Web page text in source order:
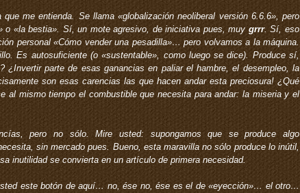
me entienda. Se llama «globalización neoliberal versión 6.6.6», pero
o «la bestia». Sí, un mote agresivo, de iniciativa pues, muy grrr. Sí, eso
personal «Cómo vender una pesadilla»… pero volvamos a la máquina.
Es autosuficiente (o «sustentable», como luego se dice). Produce sí,
¿Invertir parte de esas ganancias en paliar el hambre, el desempleo, la
son esas carencias las que hacen andar esta preciosura! ¿Qué
al mismo tiempo el combustible que necesita para andar: la miseria y el
pero no sólo. Mire usted: supongamos que se produce algo
sin mercado pues. Bueno, esta maravilla no sólo produce lo inútil,
inutilidad se convierta en un artículo de primera necesidad.
este botón de aquí… no, ése no, ése es el de «eyección»… el otro…